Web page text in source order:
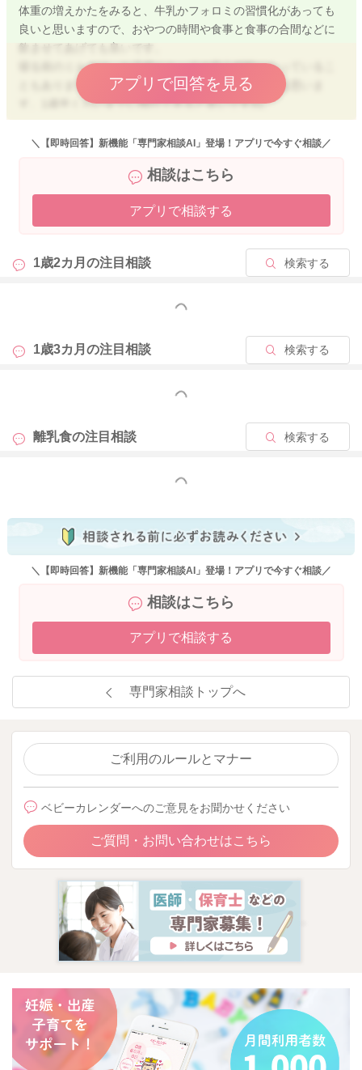
体重の増えかたをみると、牛乳かフォロミの習慣化があっても
良いと思いますので、おやつの時間や食事と食事の合間などに
飲ませてあげても良いです。
寝る前のミルクは、お子様にとっての安心材料になっているこ
ともありますので、焦ってやめさせなくても良いとは思いま
す。1歳半くらいまでに移行できると良いですね。
満腹感をしっかりと感じられない時期でもありますので、満足
するまで食べたいというのはあると思います。ただ、消化不良
よろしくお願いいたします。
アプリで回答を見る
2026/2/6 9:24
＼【即時回答】新機能「専門家相談AI」登場！アプリで今すぐ相談／
相談はこちら
アプリで相談する
1歳2カ月の注目相談 検索する
もっと見る
1歳3カ月の注目相談 検索する
もっと見る
離乳食の注目相談 検索する
もっと見る
＼【即時回答】新機能「専門家相談AI」登場！アプリで今すぐ相談／
相談はこちら
アプリで相談する
専門家相談トップへ
ご利用のルールとマナー
ベビーカレンダーへのご意見をお聞かせください
ご質問・お問い合わせはこちら